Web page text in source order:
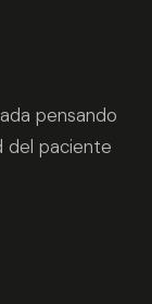
pensando
del paciente